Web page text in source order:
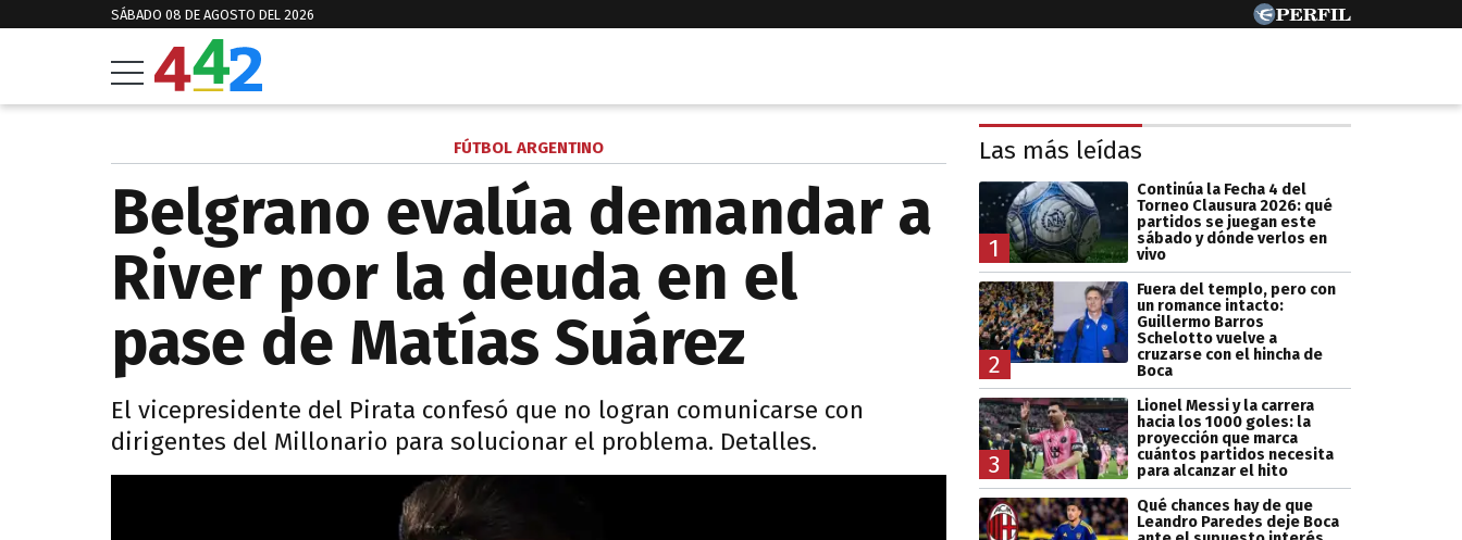
SÁBADO 08 DE AGOSTO DEL 2026
FÚTBOL ARGENTINO
Belgrano evalúa demandar a
River por la deuda en el
pase de Matías Suárez
El vicepresidente del Pirata confesó que no logran comunicarse con
dirigentes del Millonario para solucionar el problema. Detalles.
Las más leídas
1
Continúa la Fecha 4 del
Torneo Clausura 2026: qué
partidos se juegan este
sábado y dónde verlos en
vivo
2
Fuera del templo, pero con
un romance intacto:
Guillermo Barros
Schelotto vuelve a
cruzarse con el hincha de
Boca
3
Lionel Messi y la carrera
hacia los 1000 goles: la
proyección que marca
cuántos partidos necesita
para alcanzar el hito
Qué chances hay de que
Leandro Paredes deje Boca